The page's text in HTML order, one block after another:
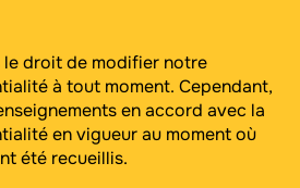
le droit de modifier notre
à tout moment. Cependant,
en accord avec la
en vigueur au moment où
été recueillis.